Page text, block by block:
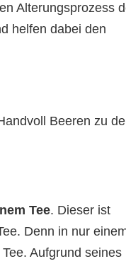
Alterungsprozess
helfen dabei den
Beeren zu
Tee. Dieser ist
Denn in nur
Aufgrund seines